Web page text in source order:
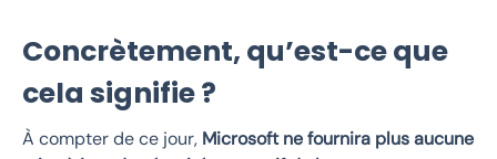
Concrètement, qu’est-ce que
cela signifie ?
À compter de ce jour, Microsoft ne fournira plus aucune